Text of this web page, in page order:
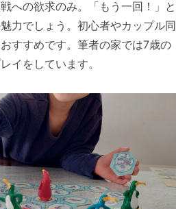
への欲求のみ。「もう一回！」と
力でしょう。初心者やカップル同
すすめです。筆者の家では7歳の
イをしています。